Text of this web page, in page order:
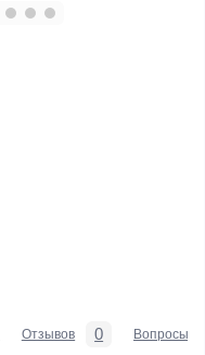
Отзывов 0 Вопросы